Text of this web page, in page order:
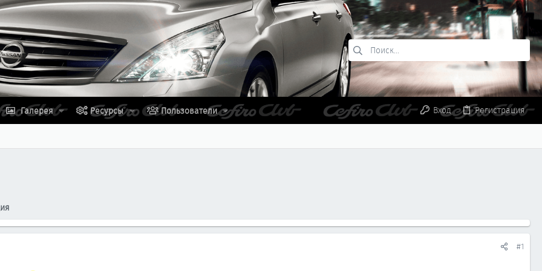
Галерея Ресурсы Пользователи Вход Регистрация
#1